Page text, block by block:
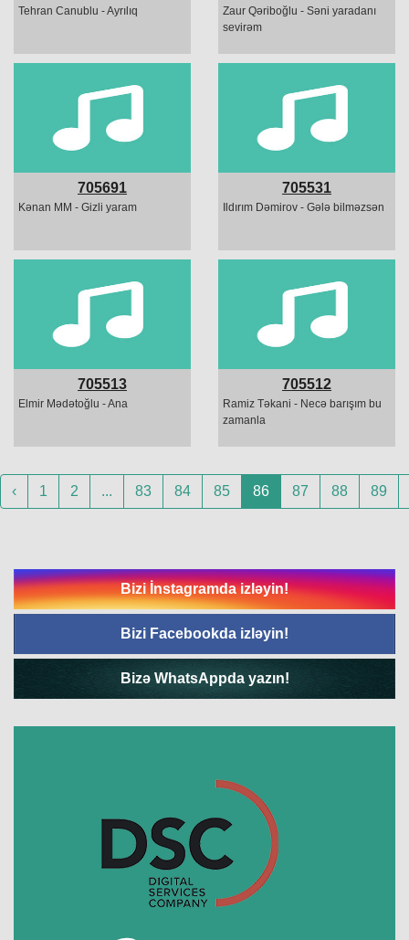
Tehran Canublu - Ayrılıq
Zaur Qəriboğlu - Səni yaradanı
sevirəm
705691
Kənan MM - Gizli yaram
705531
Ildırım Dəmirov - Gələ bilməzsən
705513
Elmir Mədətoğlu - Ana
705512
Ramiz Təkani - Necə barışım bu
zamanla
‹ 1 2 ... 83 84 85 86 87 88 89
Bizi İnstagramda izləyin!
Bizi Facebookda izləyin!
Bizə WhatsAppda yazın!